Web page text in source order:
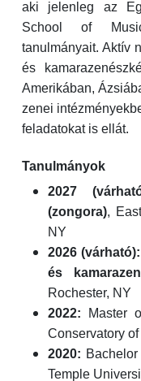
aki jelenleg az
School of
tanulmányait. Aktív
és
Amerikában,
zenei
feladatokat is ellát.
Tanulmányok
2027
(zongora),
NY
2026 (várható):
és
Rochester, NY
2022: Master
Conservatory
2020:
Temple